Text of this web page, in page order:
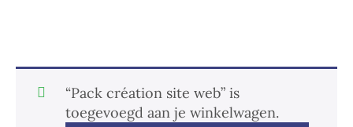
“Pack création site web” is
toegevoegd aan je winkelwagen.